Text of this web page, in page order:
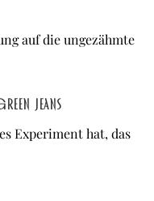
auf die ungezähmte
Jeans
Experiment hat, das